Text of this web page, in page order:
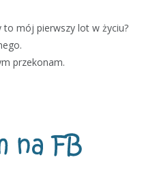
to mój pierwszy lot w życiu?
przekonam.